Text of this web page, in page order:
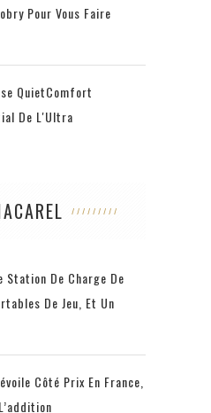
Pour Vous Faire
QuietComfort
De L'Ultra
Station De Charge De
De Jeu, Et Un
Côté Prix En France,